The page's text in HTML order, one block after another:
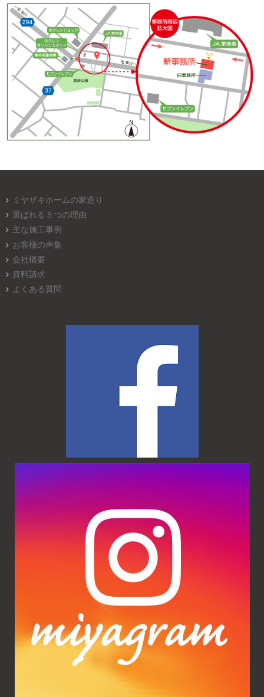
ミヤザキホームの家造り
選ばれる５つの理由
主な施工事例
お客様の声集
会社概要
資料請求
よくある質問